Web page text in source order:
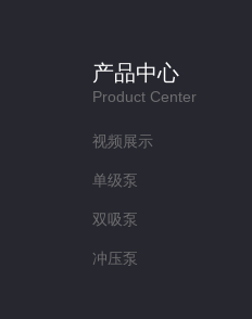
产品中心
Product Center
视频展示
单级泵
双吸泵
冲压泵